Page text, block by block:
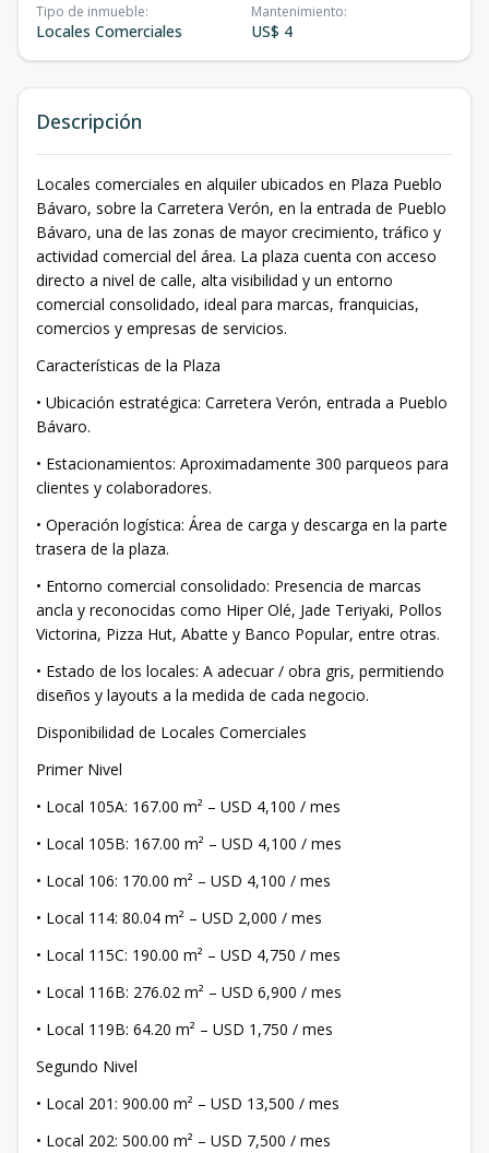
Tipo de inmueble:
Locales Comerciales
Mantenimiento:
US$ 4
Descripción
Locales comerciales en alquiler ubicados en Plaza Pueblo
Bávaro, sobre la Carretera Verón, en la entrada de Pueblo
Bávaro, una de las zonas de mayor crecimiento, tráfico y
actividad comercial del área. La plaza cuenta con acceso
directo a nivel de calle, alta visibilidad y un entorno
comercial consolidado, ideal para marcas, franquicias,
comercios y empresas de servicios.
Características de la Plaza
• Ubicación estratégica: Carretera Verón, entrada a Pueblo
Bávaro.
• Estacionamientos: Aproximadamente 300 parqueos para
clientes y colaboradores.
• Operación logística: Área de carga y descarga en la parte
trasera de la plaza.
• Entorno comercial consolidado: Presencia de marcas
ancla y reconocidas como Hiper Olé, Jade Teriyaki, Pollos
Victorina, Pizza Hut, Abatte y Banco Popular, entre otras.
• Estado de los locales: A adecuar / obra gris, permitiendo
diseños y layouts a la medida de cada negocio.
Disponibilidad de Locales Comerciales
Primer Nivel
• Local 105A: 167.00 m² – USD 4,100 / mes
• Local 105B: 167.00 m² – USD 4,100 / mes
• Local 106: 170.00 m² – USD 4,100 / mes
• Local 114: 80.04 m² – USD 2,000 / mes
• Local 115C: 190.00 m² – USD 4,750 / mes
• Local 116B: 276.02 m² – USD 6,900 / mes
• Local 119B: 64.20 m² – USD 1,750 / mes
Segundo Nivel
• Local 201: 900.00 m² – USD 13,500 / mes
• Local 202: 500.00 m² – USD 7,500 / mes